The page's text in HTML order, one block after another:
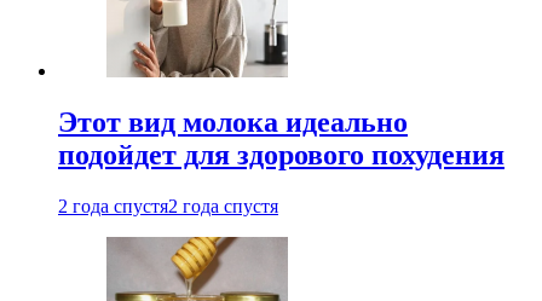
Этот вид молока идеально
подойдет для здорового похудения
2 года спустя2 года спустя